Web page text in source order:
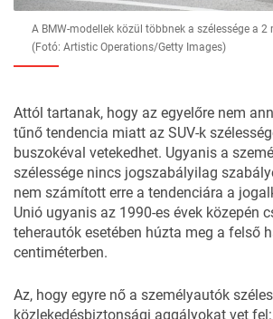
A BMW-modellek közül többnek a szélessége a
(Fotó: Artistic Operations/Getty Images)
Attól tartanak, hogy az egyelőre nem
tűnő tendencia miatt az SUV-k
buszokéval vetekedhet. Ugyanis a
szélessége nincs jogszabályilag
nem számított erre a tendenciára a
Unió ugyanis az 1990-es évek közepén
teherautók esetében húzta meg a felső
centiméterben.
Az, hogy egyre nő a személyautók
közlekedésbiztonsági aggályokat vet